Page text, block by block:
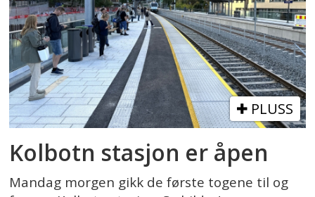
PLUSS
Kolbotn stasjon er åpen
Mandag morgen gikk de første togene til og